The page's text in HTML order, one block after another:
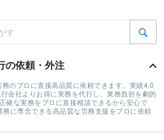
の依頼・外注
のプロに直接高品質に依頼できます。実績4,0
会社よりお得に実務を代行し、業務負担を劇的
確な実務をプロに直接相談できるから安心で
に専念できる高品質な労務支援をプロに依頼